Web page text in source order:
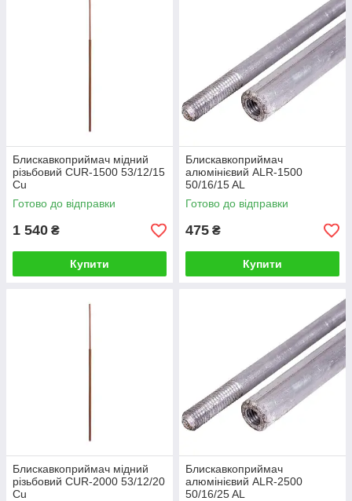
Блискавкоприймач мідний
різьбовий CUR-1500 53/12/15
Cu
Готово до відправки
1 540 ₴
Купити
Блискавкоприймач
алюмінієвий ALR-1500
50/16/15 AL
Готово до відправки
475 ₴
Купити
Блискавкоприймач мідний
різьбовий CUR-2000 53/12/20
Cu
Блискавкоприймач
алюмінієвий ALR-2500
50/16/25 AL